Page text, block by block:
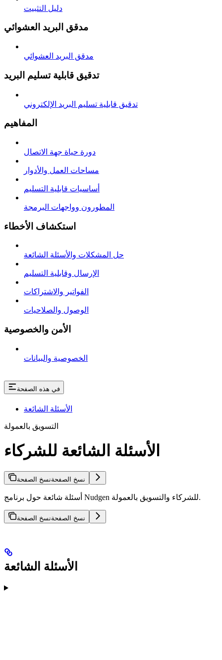
دليل التثبيت
مدقق البريد العشوائي
مدقق البريد العشوائي
تدقيق قابلية تسليم البريد
تدقيق قابلية تسليم البريد الإلكتروني
المفاهيم
دورة حياة جهة الاتصال
مساحات العمل والأدوار
أساسيات قابلية التسليم
المطورون وواجهات البرمجة
استكشاف الأخطاء
حل المشكلات والأسئلة الشائعة
الإرسال وقابلية التسليم
الفواتير والاشتراكات
الوصول والصلاحيات
الأمن والخصوصية
الخصوصية والبيانات
في هذه الصفحة
الأسئلة الشائعة
التسويق بالعمولة
الأسئلة الشائعة للشركاء
نسخ الصفحةنسخ الصفحة
أسئلة شائعة حول برنامج Nudgen للشركاء والتسويق بالعمولة.
نسخ الصفحةنسخ الصفحة
الأسئلة الشائعة